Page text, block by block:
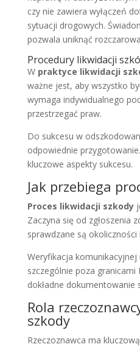
czy nie zawiera wyłączeń
sytuacji drogowych.
pozwala uniknąć
Procedury likwidacji
W praktyce likwidacji
ważne jest, aby wszystko
wymaga indywidualnego
przestrzegać praw.
Do sukcesu w
odpowiednie
kluczowe aspekty sukcesu.
Jak przebiega
Proces likwidacji szkody
Zaczyna się od zgłoszenia
sprawdzane są okoliczności
Weryfikacja
szczególnie poza granicami
dokładne dokumentowanie
Rola
szkody
Rzeczoznawca ma